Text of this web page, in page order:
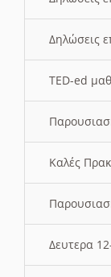
Δηλώσεις
TED-ed
Καλές
Δευτερα